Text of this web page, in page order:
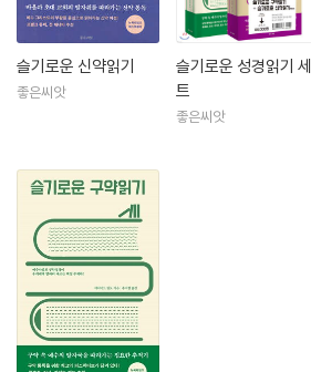
슬기로운 신약읽기
좋은씨앗
슬기로운 성경읽기 세
트
좋은씨앗